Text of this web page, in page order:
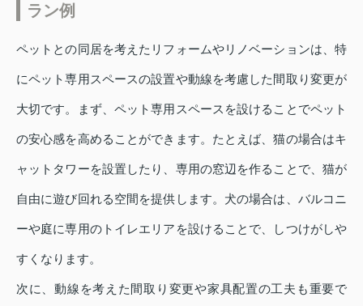
ラン例
ペットとの同居を考えたリフォームやリノベーションは、特
にペット専用スペースの設置や動線を考慮した間取り変更が
大切です。まず、ペット専用スペースを設けることでペット
の安心感を高めることができます。たとえば、猫の場合はキ
ャットタワーを設置したり、専用の窓辺を作ることで、猫が
自由に遊び回れる空間を提供します。犬の場合は、バルコニ
ーや庭に専用のトイレエリアを設けることで、しつけがしや
すくなります。
次に、動線を考えた間取り変更や家具配置の工夫も重要で